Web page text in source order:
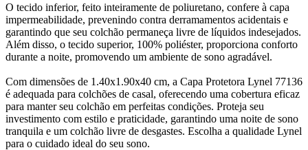
O tecido inferior, feito inteiramente de poliuretano, confere à capa
impermeabilidade, prevenindo contra derramamentos acidentais e
garantindo que seu colchão permaneça livre de líquidos indesejados.
Além disso, o tecido superior, 100% poliéster, proporciona conforto
durante a noite, promovendo um ambiente de sono agradável.
Com dimensões de 1.40x1.90x40 cm, a Capa Protetora Lynel 77136
é adequada para colchões de casal, oferecendo uma cobertura eficaz
para manter seu colchão em perfeitas condições. Proteja seu
investimento com estilo e praticidade, garantindo uma noite de sono
tranquila e um colchão livre de desgastes. Escolha a qualidade Lynel
para o cuidado ideal do seu sono.